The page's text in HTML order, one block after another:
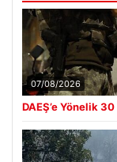
07/08/2026
DAEŞ’e Yönelik